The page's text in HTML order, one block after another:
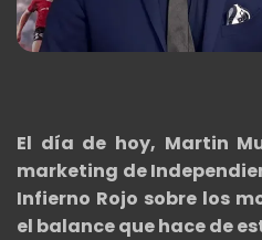
El día de hoy, Martin
marketing de
Infierno Rojo sobre los
el balance que hace de